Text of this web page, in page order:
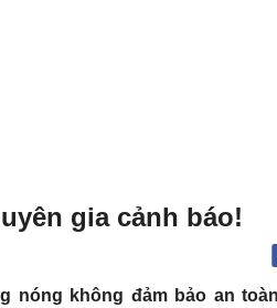
gia cảnh báo!
nóng không đảm bảo an